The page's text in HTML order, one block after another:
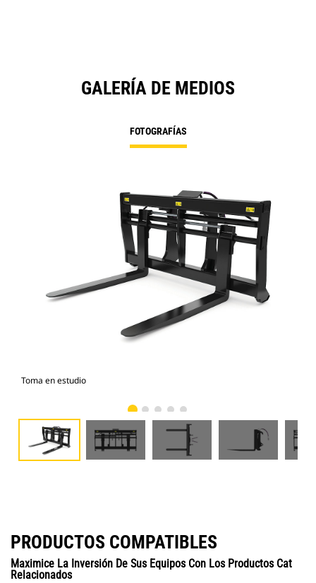
GALERÍA DE MEDIOS
FOTOGRAFÍAS
Toma en estudio
PRODUCTOS COMPATIBLES
Maximice La Inversión De Sus Equipos Con Los Productos Cat
Relacionados